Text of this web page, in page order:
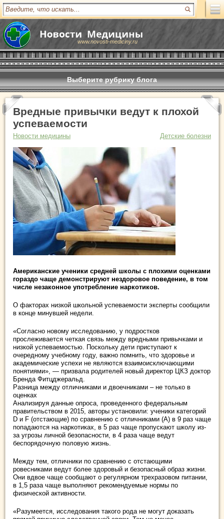
www.novosti-mediciny.ru
Выберите рубрику блога
Вредные привычки ведут к плохой
успеваемости
Новости медицины Детские болезни
Американские ученики средней школы с плохими оценками
гораздо чаще демонстрируют нездоровое поведение, в том
числе незаконное употребление наркотиков.
О факторах низкой школьной успеваемости эксперты сообщили
в конце минувшей недели.
«Согласно новому исследованию, у подростков
прослеживается четкая связь между вредными привычками и
низкой успеваемостью. Поскольку дети приступают к
очередному учебному году, важно помнить, что здоровье и
академические успехи не являются взаимоисключающими
понятиями», — призвала родителей новый директор ЦКЗ доктор
Бренда Фитцджеральд.
Разница между отличниками и двоечниками – не только в
оценках
Анализируя данные опроса, проведенного федеральным
правительством в 2015, авторы установили: ученики категорий
D и F (отстающие) по сравнению с отличниками (А) в 9 раз чаще
попадаются на наркотиках, в 5 раз чаще пропускают школу из-
за угрозы личной безопасности, в 4 раза чаще ведут
беспорядочную половую жизнь.
Между тем, отличники по сравнению с отстающими
ровесниками ведут более здоровый и безопасный образ жизни.
Они вдвое чаще сообщают о регулярном трехразовом питании,
в 1,5 раза чаще выполняют рекомендуемые нормы по
физической активности.
«Разумеется, исследования такого рода не могут доказать